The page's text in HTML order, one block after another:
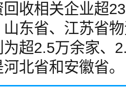
收相关企业超
东省、江苏省
超2.5万余家、
北省和安徽省。